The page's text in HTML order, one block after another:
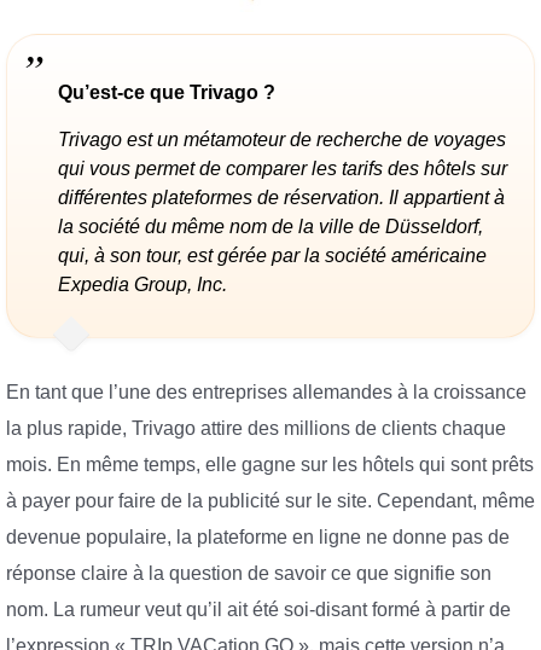
Qu’est-ce que Trivago ?
Trivago est un métamoteur de recherche de voyages
qui vous permet de comparer les tarifs des hôtels sur
différentes plateformes de réservation. Il appartient à
la société du même nom de la ville de Düsseldorf,
qui, à son tour, est gérée par la société américaine
Expedia Group, Inc.
En tant que l’une des entreprises allemandes à la croissance
la plus rapide, Trivago attire des millions de clients chaque
mois. En même temps, elle gagne sur les hôtels qui sont prêts
à payer pour faire de la publicité sur le site. Cependant, même
devenue populaire, la plateforme en ligne ne donne pas de
réponse claire à la question de savoir ce que signifie son
nom. La rumeur veut qu’il ait été soi-disant formé à partir de